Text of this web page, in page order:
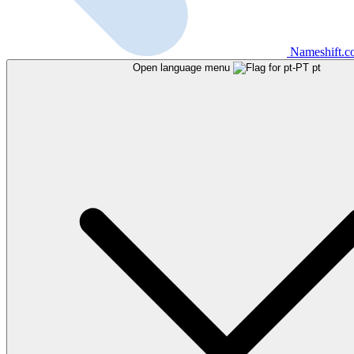
Open language menu pt